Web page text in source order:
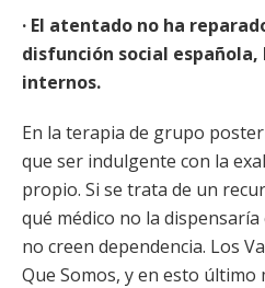
· El atentado no ha
disfunción social
internos.
En la terapia de grupo
que ser indulgente con la
propio. Si se trata de un
qué médico no la
no creen dependencia. Los
Que Somos, y en esto